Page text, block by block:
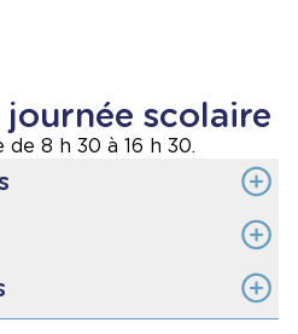
scolaire
de 8 h 30 à 16 h 30.
de élèves : 8h55 à
à 12h